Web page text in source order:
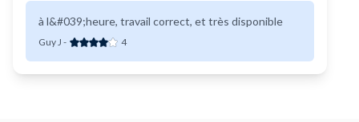
à l&#039;heure, travail correct, et très disponible
Guy J - 4